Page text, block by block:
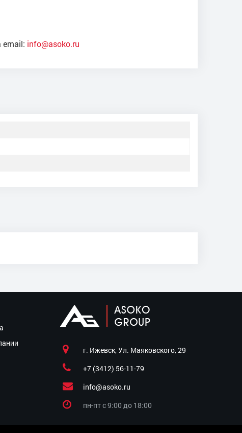
email: info@asoko.ru
г. Ижевск, Ул. Маяковского, 29
+7 (3412) 56-11-79
info@asoko.ru
пн-пт c 9:00 до 18:00